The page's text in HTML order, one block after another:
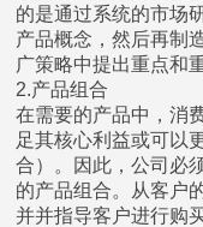
的是通过系统的市场
产品概念，然后再制
广策略中提出重点和
2.产品组合
在需要的产品中，消
足其核心利益或可以
合）。因此，公司必
的产品组合。从客户
并并指导客户进行购买